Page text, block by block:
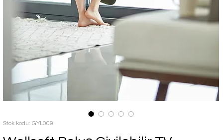
Stok kodu: GYL009